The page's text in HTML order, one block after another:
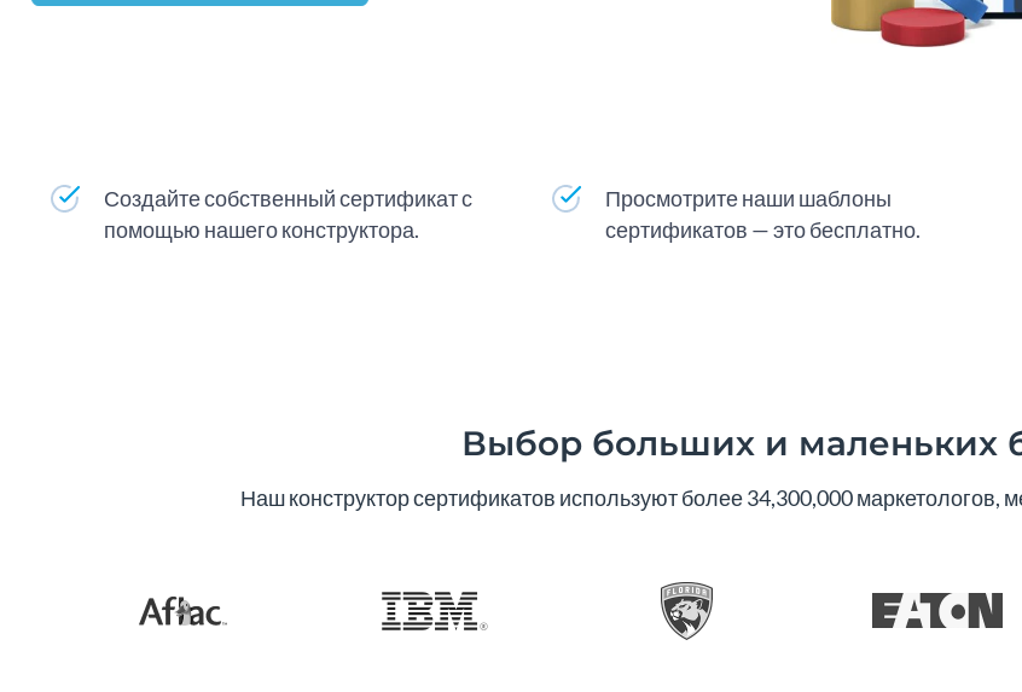
Создайте собственный сертификат с
помощью нашего конструктора.
Просмотрите наши шаблоны
сертификатов — это бесплатно.
Выбор больших и маленьких
Наш конструктор сертификатов используют более 34,300,000 маркетологов,